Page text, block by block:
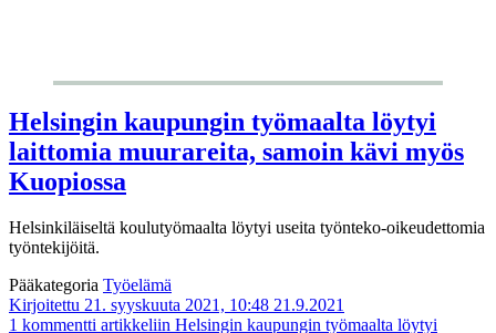
Helsingin kaupungin työmaalta löytyi
laittomia muurareita, samoin kävi myös
Kuopiossa
Helsinkiläiseltä koulutyömaalta löytyi useita työnteko-oikeudettomia
työntekijöitä.
Pääkategoria Työelämä
Kirjoitettu 21. syyskuuta 2021, 10:48 21.9.2021
1 kommentti artikkeliin Helsingin kaupungin työmaalta löytyi